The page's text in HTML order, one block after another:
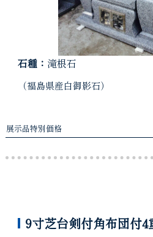
石種： 滝根石
（福島県産白御影石）
展示品特別価格
9寸芝台剣付角布団付4